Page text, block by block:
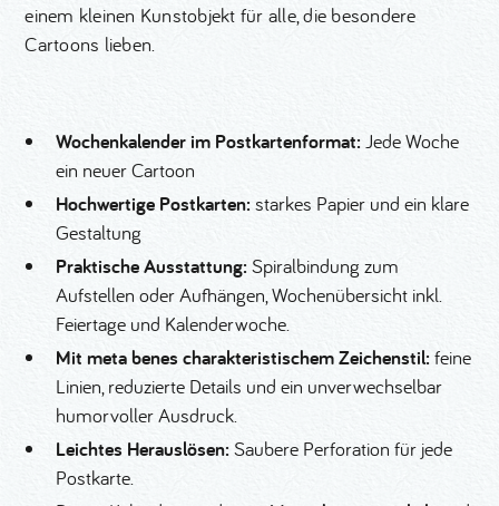
einem kleinen Kunstobjekt für alle, die besondere
Cartoons lieben.
Wochenkalender im Postkartenformat:Jede Woche
ein neuer Cartoon
Hochwertige Postkarten: starkes Papier und ein klare
Gestaltung
Praktische Ausstattung:Spiralbindung zum
Aufstellen oder Aufhängen, Wochenübersicht inkl.
Feiertage und Kalenderwoche.
Mit meta benes charakteristischem Zeichenstil:feine
Linien, reduzierte Details und ein unverwechselbar
humorvoller Ausdruck.
Leichtes Herauslösen:Saubere Perforation für jede
Postkarte.